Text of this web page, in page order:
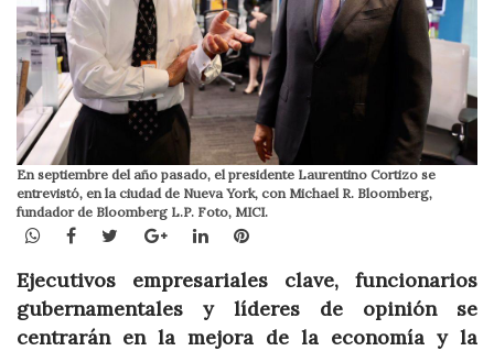
En septiembre del año pasado, el presidente Laurentino Cortizo se
entrevistó, en la ciudad de Nueva York, con Michael R. Bloomberg,
fundador de Bloomberg L.P. Foto, MICI.
WhatsApp
Facebook
TwitterGoogle+LinkedInPinterest
Ejecutivos empresariales clave, funcionarios
gubernamentales y líderes de opinión se
centrarán en la mejora de la economía y la